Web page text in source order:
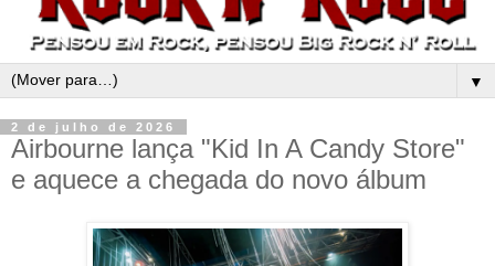
▼
2 de julho de 2026
Airbourne lança "Kid In A Candy Store"
e aquece a chegada do novo álbum